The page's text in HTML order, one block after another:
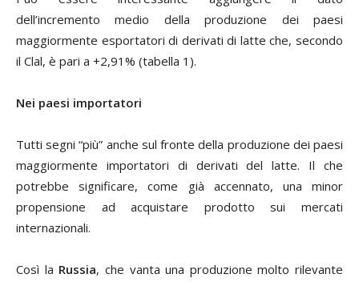
dell’incremento medio della produzione dei paesi
maggiormente esportatori di derivati di latte che, secondo
il Clal, è pari a +2,91% (tabella 1).
Nei paesi importatori
Tutti segni “più” anche sul fronte della produzione dei paesi
maggiormente importatori di derivati del latte. Il che
potrebbe significare, come già accennato, una minor
propensione ad acquistare prodotto sui mercati
internazionali.
Così la Russia, che vanta una produzione molto rilevante